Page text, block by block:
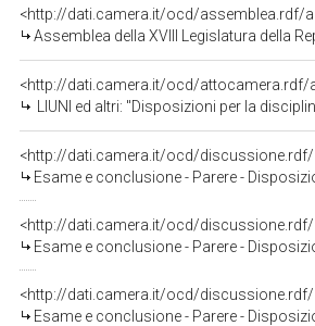
<http://dati.camera.it/ocd/assemblea.rdf/
Assemblea della XVIII Legislatura della
<http://dati.camera.it/ocd/attocamera.rdf/
LIUNI ed altri: "Disposizioni per la
<http://dati.camera.it/ocd/discussione.rdf/
Esame e conclusione - Parere - Disposizioni per la
<http://dati.camera.it/ocd/discussione.rdf/
Esame e conclusione - Parere - Disposizioni per la
<http://dati.camera.it/ocd/discussione.rdf/
Esame e conclusione - Parere - Disposizioni per la